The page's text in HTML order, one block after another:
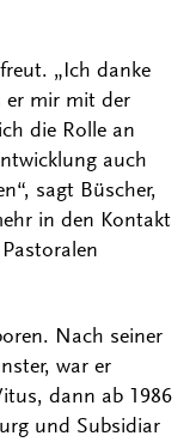
„Ich danke
er mir mit der
die Rolle an
auch
sagt Büscher,
in den Kontakt
Nach seiner
war er
dann ab 1986
und Subsidiar